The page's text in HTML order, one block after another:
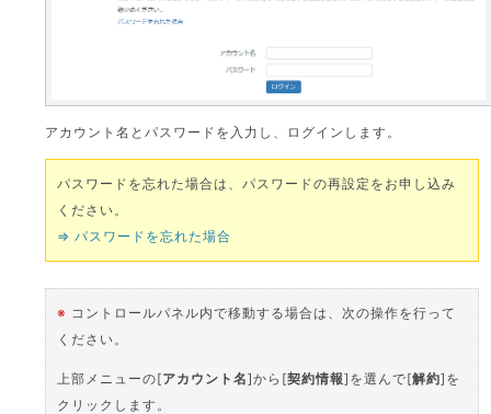
アカウント名とパスワードを入力し、ログインします。
パスワードを忘れた場合は、パスワードの再設定をお申し込み
ください。
⇒ パスワードを忘れた場合
※ コントロールパネル内で移動する場合は、次の操作を行って
ください。
上部メニューの[アカウント名]から[契約情報]を選んで[解約]を
クリックします。